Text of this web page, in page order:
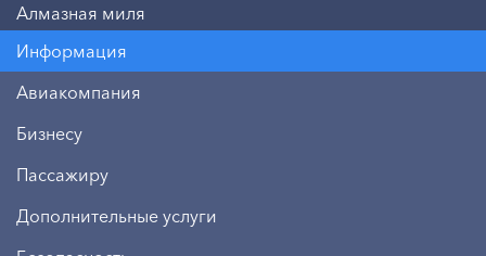
Алмазная миля
Информация
Авиакомпания
Бизнесу
Пассажиру
Дополнительные услуги